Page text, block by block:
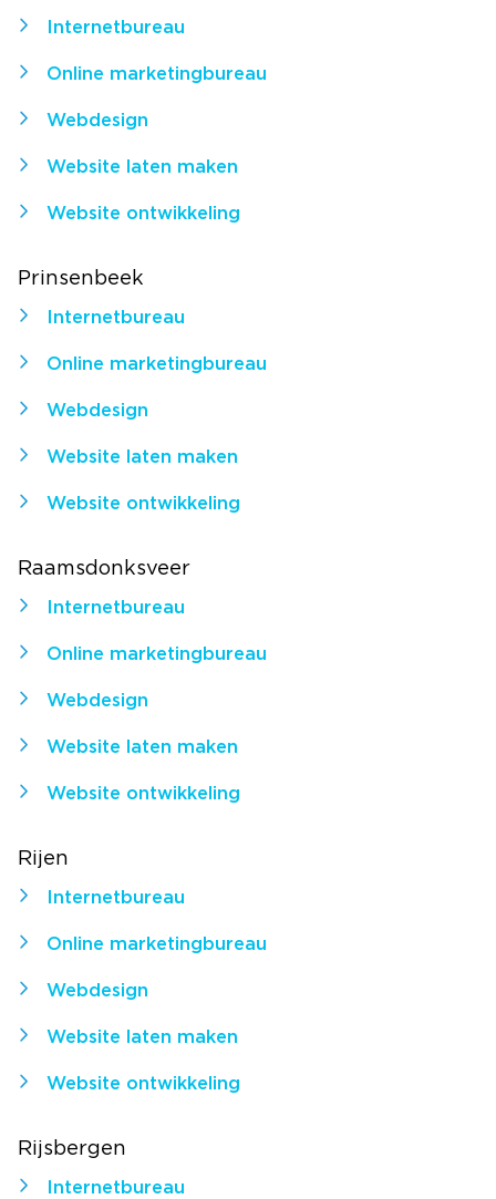
Internetbureau
Online marketingbureau
Webdesign
Website laten maken
Website ontwikkeling
Prinsenbeek
Internetbureau
Online marketingbureau
Webdesign
Website laten maken
Website ontwikkeling
Raamsdonksveer
Internetbureau
Online marketingbureau
Webdesign
Website laten maken
Website ontwikkeling
Rijen
Internetbureau
Online marketingbureau
Webdesign
Website laten maken
Website ontwikkeling
Rijsbergen
Internetbureau